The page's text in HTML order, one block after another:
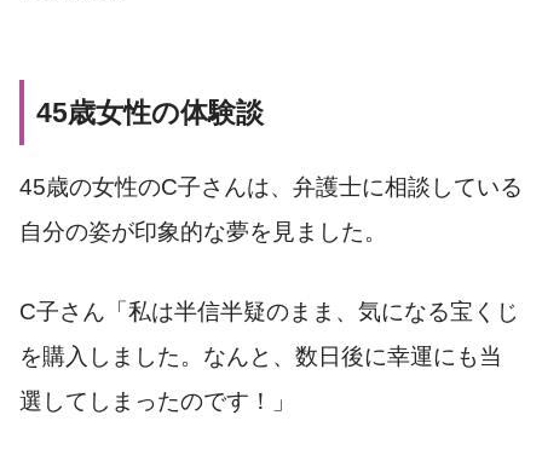
45歳女性の体験談
45歳の女性のC子さんは、弁護士に相談している
自分の姿が印象的な夢を見ました。
C子さん「私は半信半疑のまま、気になる宝くじ
を購入しました。なんと、数日後に幸運にも当
選してしまったのです！」